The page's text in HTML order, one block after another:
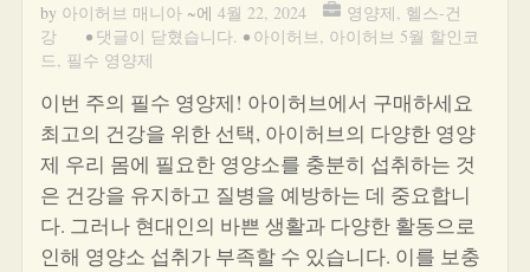
by 아이허브 매니아 ~에 4월 22, 2024 영양제, 헬스-건
강
• 댓글이 닫혔습니다. • 아이허브, 아이허브 5월 할인코
드, 필수 영양제
이번 주의 필수 영양제! 아이허브에서 구매하세요
최고의 건강을 위한 선택, 아이허브의 다양한 영양
제 우리 몸에 필요한 영양소를 충분히 섭취하는 것
은 건강을 유지하고 질병을 예방하는 데 중요합니
다. 그러나 현대인의 바쁜 생활과 다양한 활동으로
인해 영양소 섭취가 부족할 수 있습니다. 이를 보충